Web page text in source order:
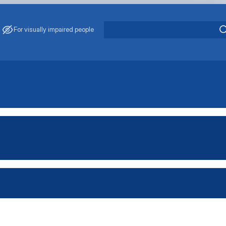
For visually impaired people